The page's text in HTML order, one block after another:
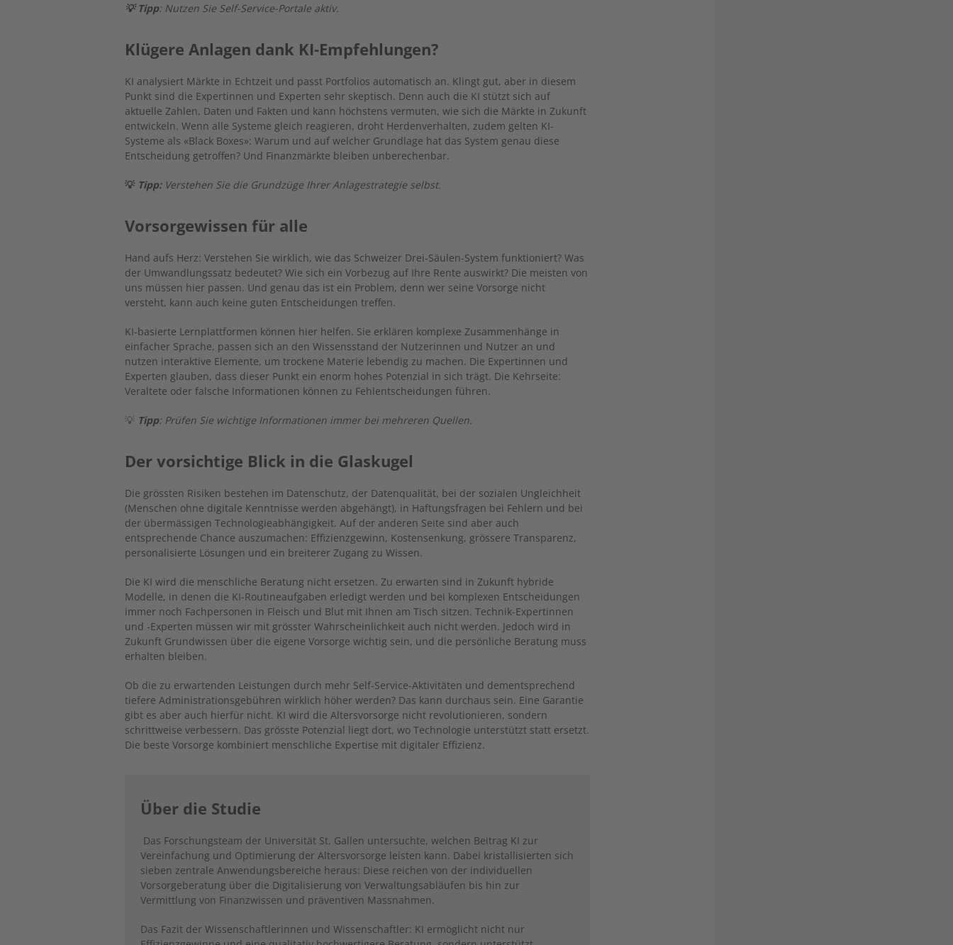
💡 Tipp: Nutzen Sie Self-Service-Portale aktiv.
Klügere Anlagen dank KI-Empfehlungen?
KI analysiert Märkte in Echtzeit und passt Portfolios automatisch an. Klingt gut, aber in diesem
Punkt sind die Expertinnen und Experten sehr skeptisch. Denn auch die KI stützt sich auf
aktuelle Zahlen, Daten und Fakten und kann höchstens vermuten, wie sich die Märkte in Zukunft
entwickeln. Wenn alle Systeme gleich reagieren, droht Herdenverhalten, zudem gelten KI-
Systeme als «Black Boxes»: Warum und auf welcher Grundlage hat das System genau diese
Entscheidung getroffen? Und Finanzmärkte bleiben unberechenbar.
💡 Tipp:Verstehen Sie die Grundzüge Ihrer Anlagestrategie selbst.
Vorsorgewissen für alle
Hand aufs Herz: Verstehen Sie wirklich, wie das Schweizer Drei-Säulen-System funktioniert? Was
der Umwandlungssatz bedeutet? Wie sich ein Vorbezug auf Ihre Rente auswirkt? Die meisten von
uns müssen hier passen. Und genau das ist ein Problem, denn wer seine Vorsorge nicht
versteht, kann auch keine guten Entscheidungen treffen.
KI-basierte Lernplattformen können hier helfen. Sie erklären komplexe Zusammenhänge in
einfacher Sprache, passen sich an den Wissensstand der Nutzerinnen und Nutzer an und
nutzen interaktive Elemente, um trockene Materie lebendig zu machen. Die Expertinnen und
Experten glauben, dass dieser Punkt ein enorm hohes Potenzial in sich trägt. Die Kehrseite:
Veraltete oder falsche Informationen können zu Fehlentscheidungen führen.
💡 Tipp: Prüfen Sie wichtige Informationen immer bei mehreren Quellen.
Der vorsichtige Blick in die Glaskugel
Die grössten Risiken bestehen im Datenschutz, der Datenqualität, bei der sozialen Ungleichheit
(Menschen ohne digitale Kenntnisse werden abgehängt), in Haftungsfragen bei Fehlern und bei
der übermässigen Technologieabhängigkeit. Auf der anderen Seite sind aber auch
entsprechende Chance auszumachen: Effizienzgewinn, Kostensenkung, grössere Transparenz,
personalisierte Lösungen und ein breiterer Zugang zu Wissen.
Die KI wird die menschliche Beratung nicht ersetzen. Zu erwarten sind in Zukunft hybride
Modelle, in denen die KI-Routineaufgaben erledigt werden und bei komplexen Entscheidungen
immer noch Fachpersonen in Fleisch und Blut mit Ihnen am Tisch sitzen. Technik-Expertinnen
und -Experten müssen wir mit grösster Wahrscheinlichkeit auch nicht werden. Jedoch wird in
Zukunft Grundwissen über die eigene Vorsorge wichtig sein, und die persönliche Beratung muss
erhalten bleiben.
Ob die zu erwartenden Leistungen durch mehr Self-Service-Aktivitäten und dementsprechend
tiefere Administrationsgebühren wirklich höher werden? Das kann durchaus sein. Eine Garantie
gibt es aber auch hierfür nicht. KI wird die Altersvorsorge nicht revolutionieren, sondern
schrittweise verbessern. Das grösste Potenzial liegt dort, wo Technologie unterstützt statt ersetzt.
Die beste Vorsorge kombiniert menschliche Expertise mit digitaler Effizienz.
Über die Studie
Das Forschungsteam der Universität St. Gallen untersuchte, welchen Beitrag KI zur
Vereinfachung und Optimierung der Altersvorsorge leisten kann. Dabei kristallisierten sich
sieben zentrale Anwendungsbereiche heraus: Diese reichen von der individuellen
Vorsorgeberatung über die Digitalisierung von Verwaltungsabläufen bis hin zur
Vermittlung von Finanzwissen und präventiven Massnahmen.
Das Fazit der Wissenschaftlerinnen und Wissenschaftler: KI ermöglicht nicht nur